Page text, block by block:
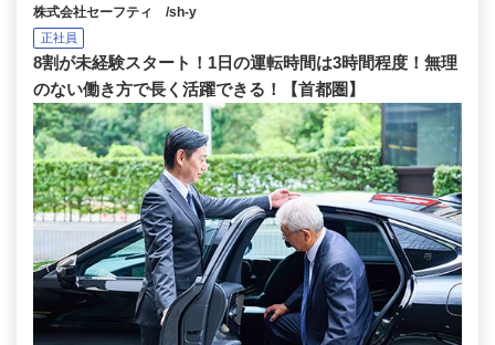
株式会社セーフティ /sh-y
正社員
8割が未経験スタート！1日の運転時間は3時間程度！無理
のない働き方で長く活躍できる！【首都圏】